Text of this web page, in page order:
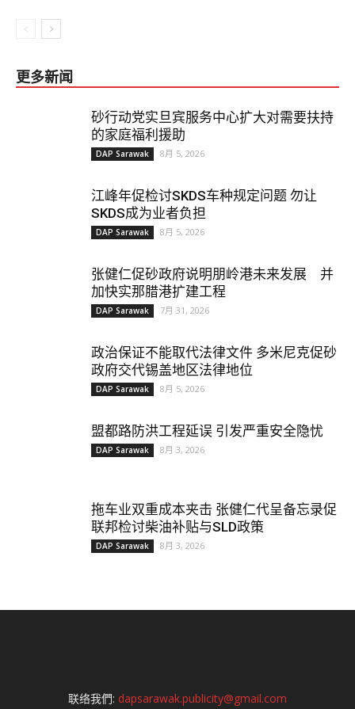
更多新闻
砂行动党实旦宾服务中心扩大对需要扶持
的家庭福利援助
DAP Sarawak 8月 5, 2026
江峰年促检讨SKDS车种规定问题 勿让
SKDS成为业者负担
DAP Sarawak 8月 5, 2026
张健仁促砂政府说明朋岭港未来发展 并
加快实那腊港扩建工程
DAP Sarawak 7月 31, 2026
政治保证不能取代法律文件 多米尼克促砂
政府交代锡盖地区法律地位
DAP Sarawak 8月 5, 2026
盟都路防洪工程延误 引发严重安全隐忧
DAP Sarawak 8月 3, 2026
拖车业双重成本夹击 张健仁代呈备忘录促
联邦检讨柴油补贴与SLD政策
DAP Sarawak 8月 3, 2026
联络我們: dapsarawak.publicity@gmail.com